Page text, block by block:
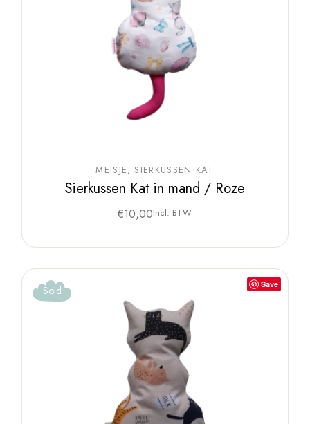
MEISJE SIERKUSSEN KAT
Sierkussen Kat in mand / Roze
€10,00Incl. BTW
Save
Sold